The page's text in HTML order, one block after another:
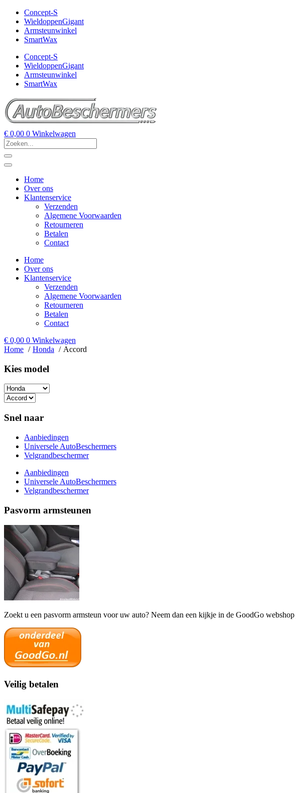
Concept-S
WieldoppenGigant
Armsteunwinkel
SmartWax
Concept-S
WieldoppenGigant
Armsteunwinkel
SmartWax
€ 0,00 0 Winkelwagen
Home
Over ons
Klantenservice
Verzenden
Algemene Voorwaarden
Retourneren
Betalen
Contact
Home
Over ons
Klantenservice
Verzenden
Algemene Voorwaarden
Retourneren
Betalen
Contact
€ 0,00 0 Winkelwagen
Home
Honda Accord
Kies model​
Snel naar
Aanbiedingen
Universele AutoBeschermers
Velgrandbeschermer
Aanbiedingen
Universele AutoBeschermers
Velgrandbeschermer
Pasvorm armsteunen
Zoekt u een pasvorm armsteun voor uw auto? Neem dan een kijkje in de GoodGo webshop
Veilig betalen